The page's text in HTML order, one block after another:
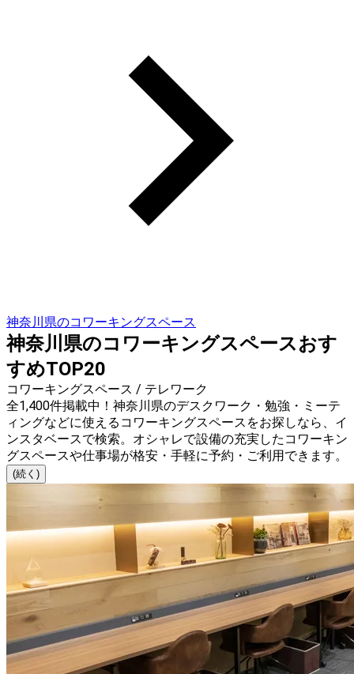
神奈川県のコワーキングスペース
神奈川県のコワーキングスペースおす
すめTOP20
コワーキングスペース / テレワーク
全1,400件掲載中！神奈川県のデスクワーク・勉強・ミーテ
ィングなどに使えるコワーキングスペースをお探しなら、イ
ンスタベースで検索。オシャレで設備の充実したコワーキン
グスペースや仕事場が格安・手軽に予約・ご利用できます。
(続く)